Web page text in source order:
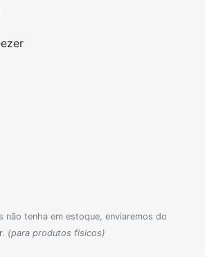
não tenha em estoque, enviaremos do
(para produtos fisicos)